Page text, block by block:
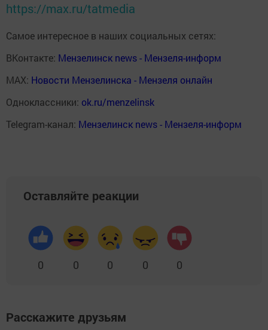
https://max.ru/tatmedia
Самое интересное в наших социальных сетях:
ВКонтакте: Мензелинск news - Мензеля-информ
MAX: Новости Мензелинска - Мензеля онлайн
Одноклассники: ok.ru/menzelinsk
Telegram-канал: Мензелинск news - Мензеля-информ
Оставляйте реакции
0 0 0 0 0
Расскажите друзьям